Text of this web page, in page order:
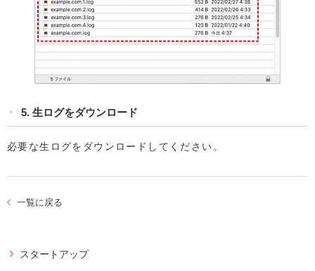
5. 生ログをダウンロード
必要な生ログをダウンロードしてください。
一覧に戻る
スタートアップ